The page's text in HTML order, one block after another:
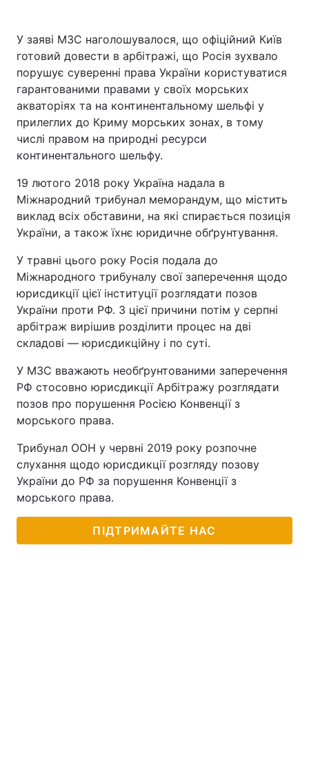
У заяві МЗС наголошувалося, що офіційний Київ
готовий довести в арбітражі, що Росія зухвало
порушує суверенні права України користуватися
гарантованими правами у своїх морських
акваторіях та на континентальному шельфі у
прилеглих до Криму морських зонах, в тому
числі правом на природні ресурси
континентального шельфу.
19 лютого 2018 року Україна надала в
Міжнародний трибунал меморандум, що містить
виклад всіх обставини, на які спирається позиція
України, а також їхнє юридичне обґрунтування.
У травні цього року Росія подала до
Міжнародного трибуналу свої заперечення щодо
юрисдикції цієї інституції розглядати позов
України проти РФ. З цієї причини потім у серпні
арбітраж вирішив розділити процес на дві
складові — юрисдикційну і по суті.
У МЗС вважають необґрунтованими заперечення
РФ стосовно юрисдикції Арбітражу розглядати
позов про порушення Росією Конвенції з
морського права.
Трибунал ООН у червні 2019 року розпочне
слухання щодо юрисдикції розгляду позову
України до РФ за порушення Конвенції з
морського права.
ПІДТРИМАЙТЕ НАС